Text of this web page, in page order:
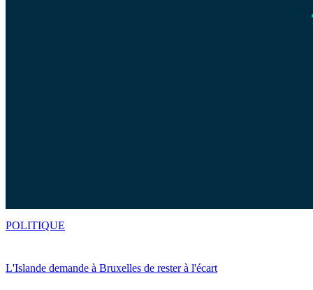
L'Islande demande à Bruxelles de rester à l'écart
POLITIQUE